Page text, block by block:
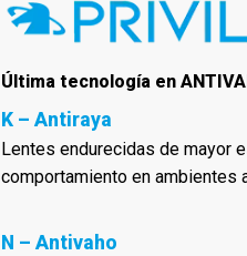
Última tecnología en
K – Antiraya
Lentes endurecidas de mayor
comportamiento en ambientes
N – Antivaho